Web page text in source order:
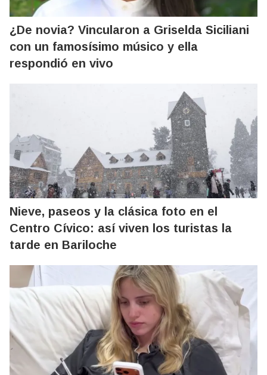
¿De novia? Vincularon a Griselda Siciliani
con un famosísimo músico y ella
respondió en vivo
Nieve, paseos y la clásica foto en el
Centro Cívico: así viven los turistas la
tarde en Bariloche